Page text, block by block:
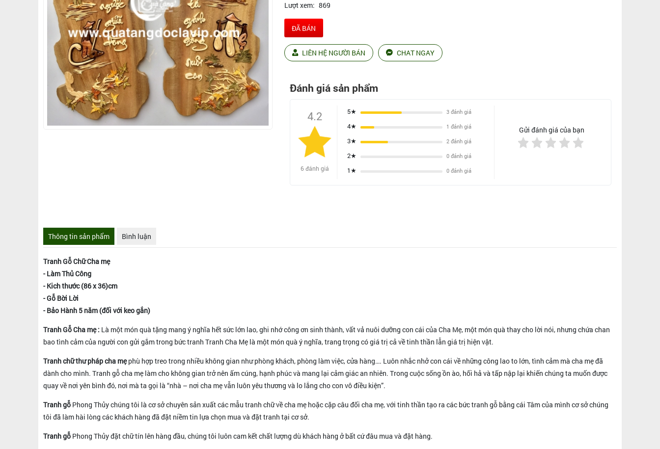
Lượt xem: 869
ĐÃ BÁN
LIÊN HỆ NGƯỜI BÁN CHAT NGAY
Đánh giá sản phẩm
4.2
6 đánh giá
5★ 3đánh giá
4★ 1đánh giá
3★ 2đánh giá
2★ 0đánh giá
1★ 0đánh giá
Gửi đánh giá của bạn
Thông tin sản phẩm Bình luận
Tranh Gỗ Chữ Cha mẹ
- Làm Thủ Công
- Kich thước (86 x 36)cm
- Gỗ Bời Lời
- Bảo Hành 5 năm (đối với keo gắn)
Tranh Gỗ Cha mẹ : Là một món quà tặng mang ý nghĩa hết sức lớn lao, ghi nhớ công ơn sinh thành, vất vả nuôi dưỡng con cái của Cha Mẹ, một món quà thay cho lời nói, nhưng chứa chan
bao tình cảm của người con gửi gắm trong bức tranh Tranh Cha Mẹ là một món quà ý nghĩa, trang trọng có giá trị cả về tinh thần lẫn giá trị hiện vật.
Tranh chữ thư pháp cha mẹphù hợp treo trong nhiều không gian như phòng khách, phòng làm việc, cửa hàng…. Luôn nhắc nhở con cái về những công lao to lớn, tình cảm mà cha mẹ đã
dành cho mình. Tranh gỗ cha mẹ làm cho không gian trở nên ấm cúng, hạnh phúc và mang lại cảm giác an nhiên. Trong cuộc sống ồn ào, hối hả và tấp nập lại khiến chúng ta muốn được
quay về nơi yên bình đó, nơi mà ta gọi là “nhà – nơi cha mẹ vẫn luôn yêu thương và lo lắng cho con vô điều kiện”.
Tranh gỗ Phong Thủy chúng tôi là cơ sở chuyên sản xuất các mẫu tranh chữ về cha mẹ hoặc cặp câu đối cha mẹ, với tinh thần tạo ra các bức tranh gỗ bằng cái Tâm của mình cơ sở chúng
tôi đã làm hài lòng các khách hàng đã đặt niềm tin lựa chọn mua và đặt tranh tại cơ sở.
Tranh gỗ Phong Thủy đặt chữ tín lên hàng đầu, chúng tôi luôn cam kết chất lượng dù khách hàng ở bất cứ đâu mua và đặt hàng.